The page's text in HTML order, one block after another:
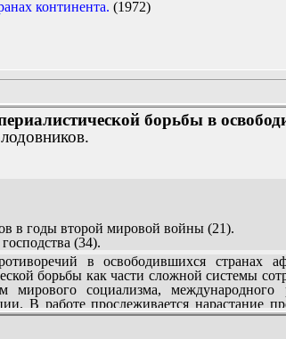
континента. (1972)
борьбы в
в годы второй мировой войны (21).
(34).
странах Африки
в освободившихся странах
борьбы как части сложной системы
мирового социализма, международного
В работе прослеживается нарастание
второй мировой войны, детально